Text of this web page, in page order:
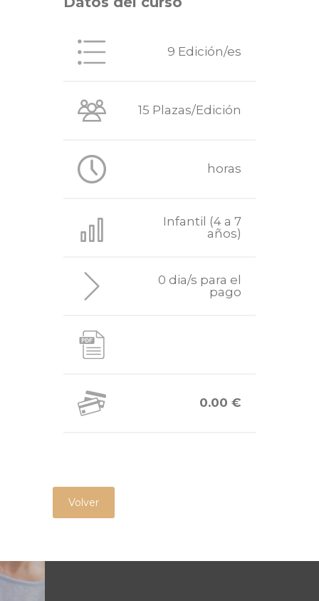
9 Edición/es
15 Plazas/Edición
horas
Infantil (4 a 7
años)
0 dia/s para el
pago
0.00 €
Volver